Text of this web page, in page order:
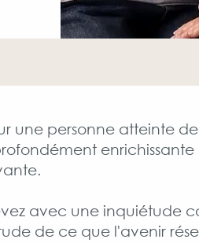
une personne atteinte
enrichissante
avec une inquiétude
de ce que l'avenir